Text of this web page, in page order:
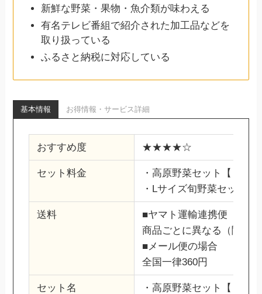
新鮮な野菜・果物・魚介類が味わえる
有名テレビ番組で紹介された加工品などを
取り扱っている
ふるさと納税に対応している
基本情報 お得情報・サービス詳細
おすすめ度 ★★★★☆
セット料金
・高原野菜セット【２～
・Lサイズ旬野菜セット（
送料
■ヤマト運輸連携便
商品ごとに異なる（関東
■メール便の場合
全国一律360円
セット名
・高原野菜セット【２～